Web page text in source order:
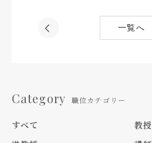
一覧へ
Category 職位カテゴリー
すべて
教授